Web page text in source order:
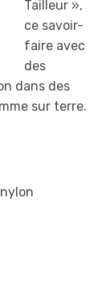
Tailleur »,
ce savoir-
faire avec
des
dans des
sur terre.